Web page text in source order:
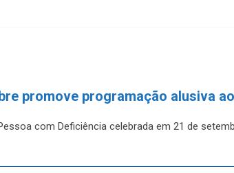
promove programação alusiva ao
com Deficiência celebrada em 21 de